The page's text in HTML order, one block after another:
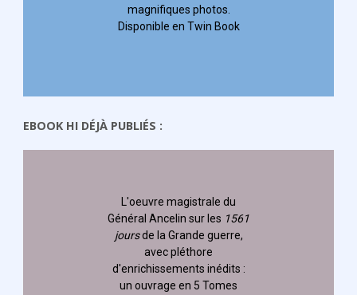
magnifiques photos.
Disponible en Twin Book
EBOOK HI DÉJÀ PUBLIÉS :
L'oeuvre magistrale du
Général Ancelin sur les 1561
joursde la Grande guerre,
avec pléthore
d'enrichissements inédits :
un ouvrage en 5 Tomes